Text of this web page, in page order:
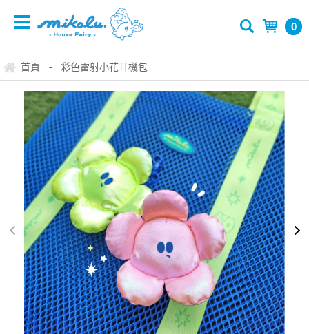
0
首頁 - 彩色雷射小花耳機包